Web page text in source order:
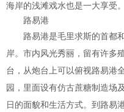
海岸的浅滩戏水也是一大享受。
路易港
路易港是毛里求斯的首都和
岸。市内风光秀丽，留有许多
台，从炮台上可以俯视路易港
园，里面设有仿古蔗糖制造场
日的面貌和生活方式。到路易